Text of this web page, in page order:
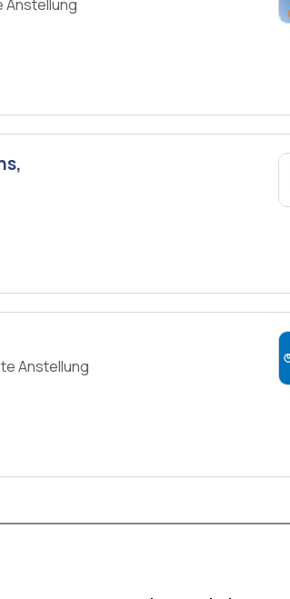
Anstellung
Anstellung